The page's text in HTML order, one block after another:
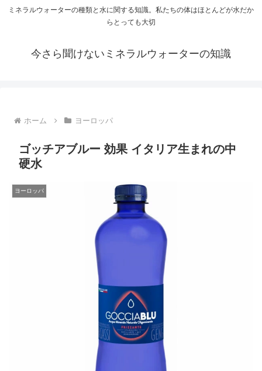
ミネラルウォーターの種類と水に関する知識。私たちの体はほとんどが水だか
らとっても大切
今さら聞けないミネラルウォーターの知識
ホーム ヨーロッパ
ゴッチアブルー 効果 イタリア生まれの中
硬水
ヨーロッパ